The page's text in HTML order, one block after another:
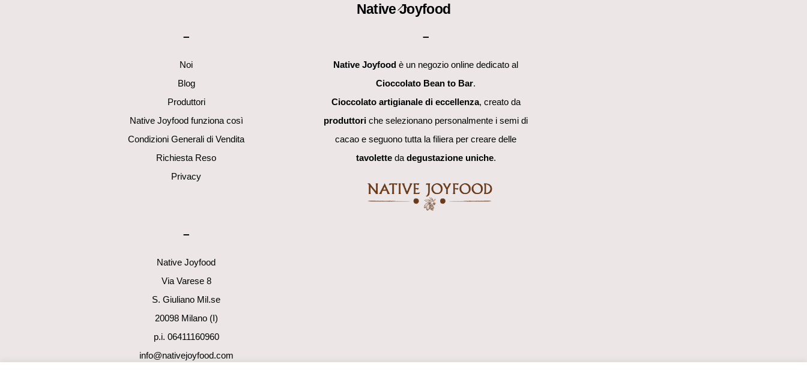
Back
Native Joyfood
–
Noi
Blog
Produttori
Native Joyfood funziona così
Condizioni Generali di Vendita
Richiesta Reso
Privacy
–
Native Joyfood è un negozio online dedicato al
Cioccolato Bean to Bar.
Cioccolato artigianale di eccellenza, creato da
produttori che selezionano personalmente i semi di
cacao e seguono tutta la filiera per creare delle
tavoletteda degustazione uniche.
–
Native Joyfood
Via Varese 8
S. Giuliano Mil.se
20098 Milano (I)
p.i. 06411160960
info@nativejoyfood.com